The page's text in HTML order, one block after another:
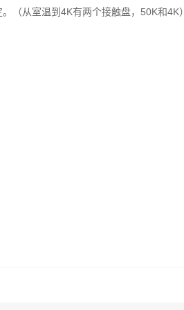
（从室温到4K有两个接触盘，50K和4K）